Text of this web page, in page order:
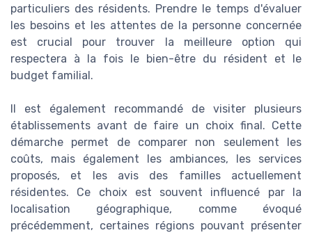
particuliers des résidents. Prendre le temps d'évaluer
les besoins et les attentes de la personne concernée
est crucial pour trouver la meilleure option qui
respectera à la fois le bien-être du résident et le
budget familial.
Il est également recommandé de visiter plusieurs
établissements avant de faire un choix final. Cette
démarche permet de comparer non seulement les
coûts, mais également les ambiances, les services
proposés, et les avis des familles actuellement
résidentes. Ce choix est souvent influencé par la
localisation géographique, comme évoqué
précédemment, certaines régions pouvant présenter